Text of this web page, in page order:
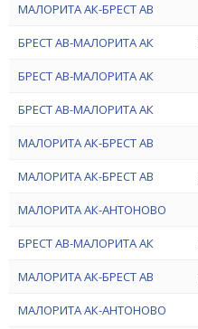
МАЛОРИТА АК-БРЕСТ АВ
БРЕСТ АВ-МАЛОРИТА АК
БРЕСТ АВ-МАЛОРИТА АК
БРЕСТ АВ-МАЛОРИТА АК
МАЛОРИТА АК-БРЕСТ АВ
МАЛОРИТА АК-БРЕСТ АВ
МАЛОРИТА АК-АНТОНОВО
БРЕСТ АВ-МАЛОРИТА АК
МАЛОРИТА АК-БРЕСТ АВ
МАЛОРИТА АК-АНТОНОВО